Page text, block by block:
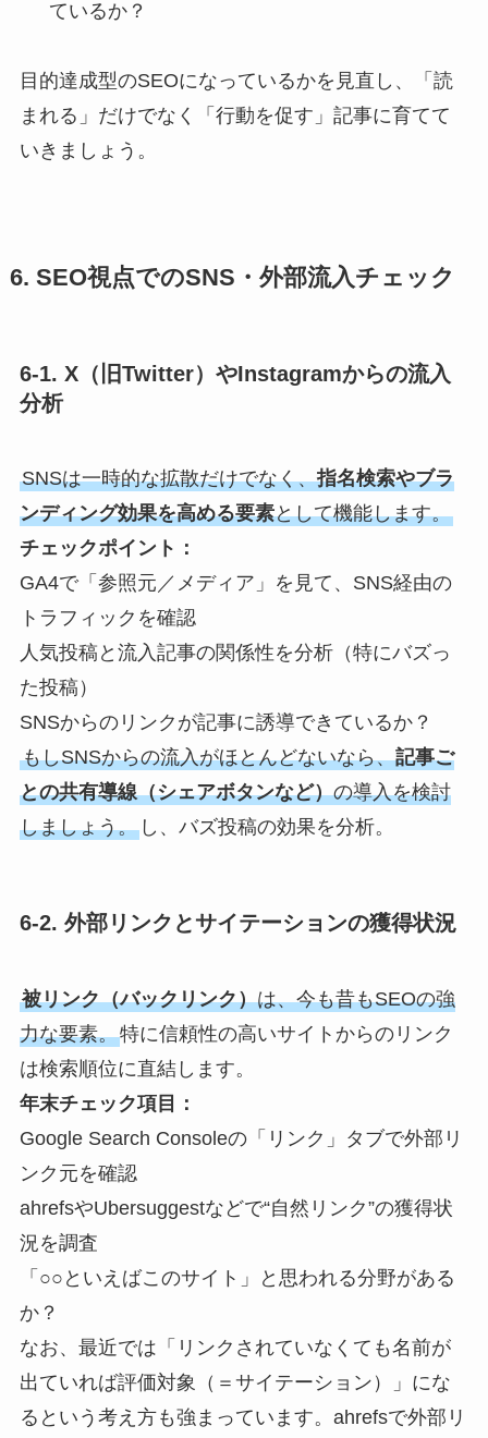
ているか？
目的達成型のSEOになっているかを見直し、「読
まれる」だけでなく「行動を促す」記事に育てて
いきましょう。
6. SEO視点でのSNS・外部流入チェック
6-1. X（旧Twitter）やInstagramからの流入
分析
SNSは一時的な拡散だけでなく、指名検索やブラ
ンディング効果を高める要素として機能します。
チェックポイント：
GA4で「参照元／メディア」を見て、SNS経由の
トラフィックを確認
人気投稿と流入記事の関係性を分析（特にバズっ
た投稿）
SNSからのリンクが記事に誘導できているか？
もしSNSからの流入がほとんどないなら、記事ご
との共有導線（シェアボタンなど）の導入を検討
しましょう。し、バズ投稿の効果を分析。
6-2. 外部リンクとサイテーションの獲得状況
被リンク（バックリンク）は、今も昔もSEOの強
力な要素。特に信頼性の高いサイトからのリンク
は検索順位に直結します。
年末チェック項目：
Google Search Consoleの「リンク」タブで外部リ
ンク元を確認
ahrefsやUbersuggestなどで“自然リンク”の獲得状
況を調査
「○○といえばこのサイト」と思われる分野がある
か？
なお、最近では「リンクされていなくても名前が
出ていれば評価対象（＝サイテーション）」にな
るという考え方も強まっています。ahrefsで外部リ